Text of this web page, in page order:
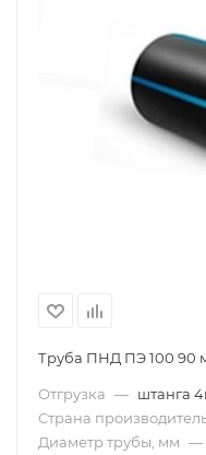
Труба ПНД ПЭ 100 90
Отгрузка — штанга
Страна
Диаметр трубы, мм —